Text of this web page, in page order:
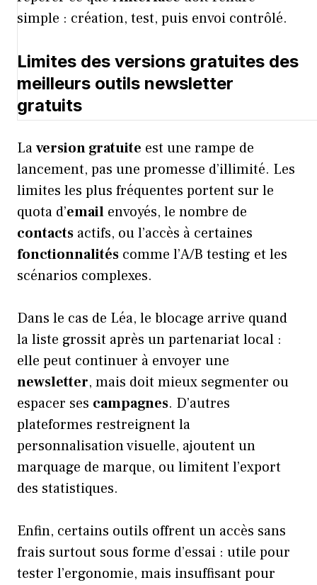
simple : création, test, puis envoi contrôlé.
Limites des versions gratuites des
meilleurs outils newsletter
gratuits
Laversion gratuite est une rampe de
lancement, pas une promesse d’illimité. Les
limites les plus fréquentes portent sur le
quota d’email envoyés, le nombre de
contacts actifs, ou l’accès à certaines
fonctionnalités comme l’A/B testing et les
scénarios complexes.
Dans le cas de Léa, le blocage arrive quand
la liste grossit après un partenariat local :
elle peut continuer à envoyer une
newsletter, mais doit mieux segmenter ou
espacer ses campagnes. D’autres
plateformes restreignent la
personnalisation visuelle, ajoutent un
marquage de marque, ou limitent l’export
des statistiques.
Enfin, certains outils offrent un accès sans
frais surtout sous forme d’essai : utile pour
tester l’ergonomie, mais insuffisant pour